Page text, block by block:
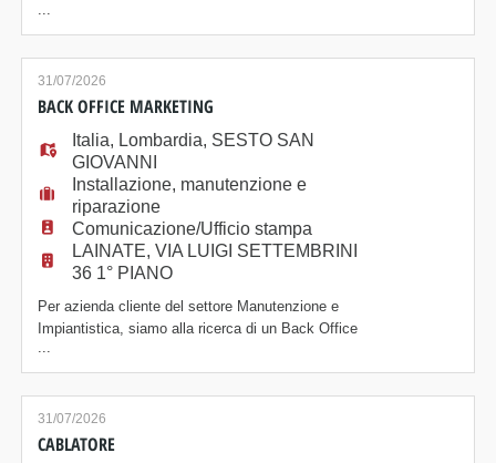
risorsa si occuperà: - Gestire commesse dalla fase di
acquisizione fino alla messa in servizio dell'impianto. -
Sviluppare e coordinare la progettazione tecnica degli
impianti. - Interfacciarsi con clienti, fornitori e reparti
produttivi. - Monitorare tempi
...
31/07/2026
BACK OFFICE MARKETING
Italia, Lombardia, SESTO SAN
GIOVANNI
Installazione, manutenzione e
riparazione
Comunicazione/Ufficio stampa
LAINATE, VIA LUIGI SETTEMBRINI
36 1° PIANO
Per azienda cliente del settore Manutenzione e
Impiantistica, siamo alla ricerca di un Back Office
Marketing. La risorsa dovrà occuparsi di: - Utilizzare
e aggiornare le piattaforme e i portali aziendali interni
per l'allineamento e il lancio dei nuovi prodotti in arrivo
dalla Casa Madre. - Aggiornare, ottimizzare e
mantenere il sito internet
...
31/07/2026
CABLATORE